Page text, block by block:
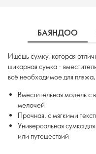
БАЯНДОО
Ищешь сумку, которая
шикарная сумка -
всё необходимое для
Вместительная модель
мелочей
Прочная, с мягкими
Универсальная сумка
или путешествий